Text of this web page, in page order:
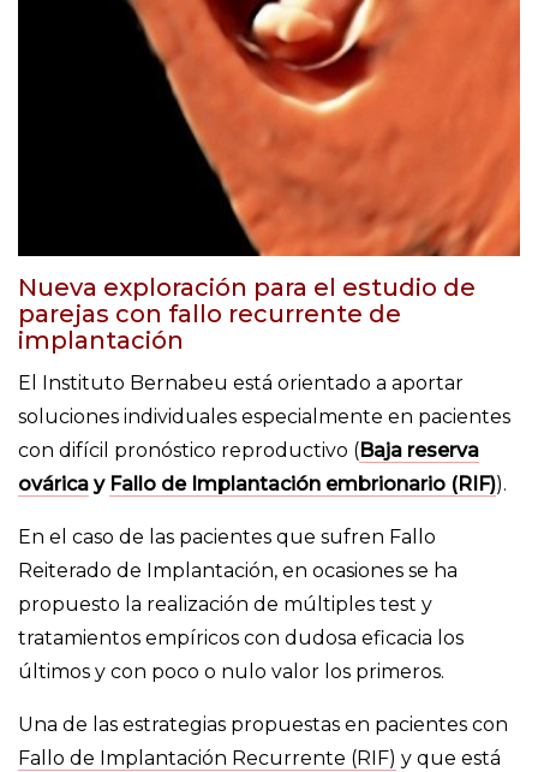
Nueva exploración para el estudio de
parejas con fallo recurrente de
implantación
El Instituto Bernabeu está orientado a aportar
soluciones individuales especialmente en pacientes
con difícil pronóstico reproductivo ( Baja reserva
ovárica y Fallo de Implantación embrionario (RIF)).
En el caso de las pacientes que sufren Fallo
Reiterado de Implantación, en ocasiones se ha
propuesto la realización de múltiples test y
tratamientos empíricos con dudosa eficacia los
últimos y con poco o nulo valor los primeros.
Una de las estrategias propuestas en pacientes con
Fallo de Implantación Recurrente (RIF) y que está